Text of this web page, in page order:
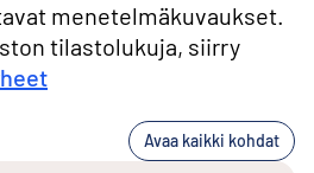
menetelmäkuvaukset.
tilastolukuja, siirry
Avaa kaikki kohdat